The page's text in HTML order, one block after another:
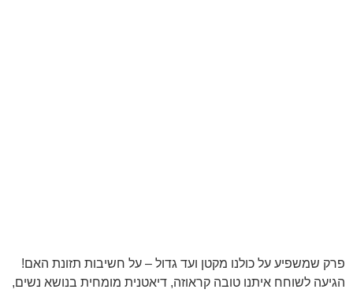
פרק שמשפיע על כולנו מקטן ועד גדול – על חשיבות תזונת האם!
הגיעה לשוחח איתנו טובה קראוזה, דיאטנית מומחית בנושא נשים,